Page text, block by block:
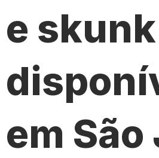
e skunk
em São